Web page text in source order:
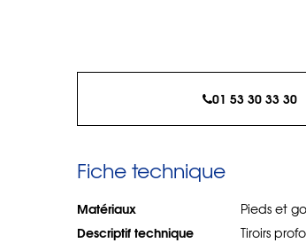
01 53 30 33 30
Fiche technique
Matériaux Pieds et
Descriptif technique Tiroirs